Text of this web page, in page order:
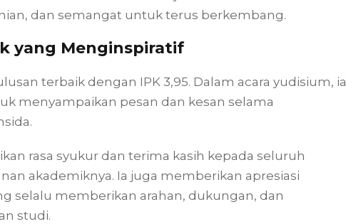
dan semangat untuk terus berkembang.
yang Menginspiratif
terbaik dengan IPK 3,95. Dalam acara yudisium, ia
menyampaikan pesan dan kesan selama
rasa syukur dan terima kasih kepada seluruh
akademiknya. Ia juga memberikan apresiasi
selalu memberikan arahan, dukungan, dan
studi.